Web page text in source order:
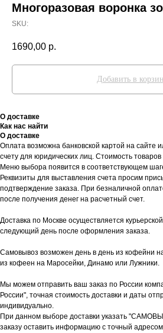
Многоразовая воронка
SKU:
1690,00 р.
Добавить в
О доставке
Как нас найти
О доставке
Оплата возможна банковской картой на сайте
счету для юридических лиц. Стоимость
Меню выбора появится в соответствующем
Реквизиты для выставления счета просим
подтверждение заказа. При безналичной
после получения денег на расчетный счет.
Доставка по Москве осуществляется
следующий день после оформления заказа.
Самовывоз возможен день в день из кофейни
из кофеен на Маросейки, Динамо или Лужники.
Мы можем отправить ваш заказ по России
России", точная стоимость доставки и даты
индивидуально.
При данном выборе доставки указать
заказу оставить информацию с точный адресом